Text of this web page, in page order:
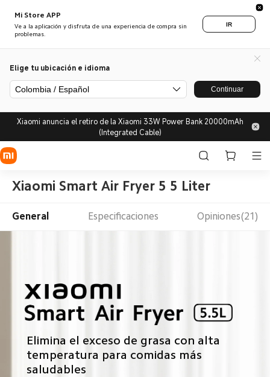
Mi Store APP
Ve a la aplicación y disfruta de una experiencia de compra sin
problemas.
IR
Elige tu ubicación e idioma
Colombia / Español Continuar
Xiaomi anuncia el retiro de la Xiaomi 33W Power Bank 20000mAh
(Integrated Cable)
Xiaomi Smart Air Fryer 5 5 Liter
General Especificaciones Opiniones(21)
Elimina el exceso de grasa con alta
temperatura para comidas más
saludables